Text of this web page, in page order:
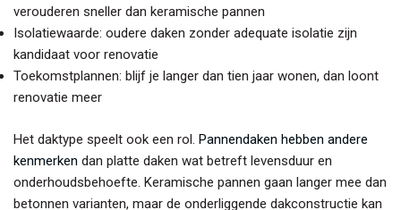
verouderen sneller dan keramische pannen
Isolatiewaarde: oudere daken zonder adequate isolatie zijn
kandidaat voor renovatie
Toekomstplannen: blijf je langer dan tien jaar wonen, dan loont
renovatie meer
Het daktype speelt ook een rol. Pannendaken hebben andere
kenmerken dan platte daken wat betreft levensduur en
onderhoudsbehoefte. Keramische pannen gaan langer mee dan
betonnen varianten, maar de onderliggende dakconstructie kan